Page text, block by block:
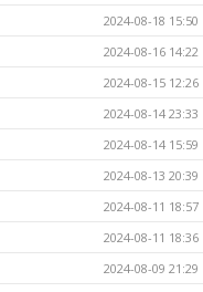
2024-08-18 15:50
2024-08-16 14:22
2024-08-15 12:26
2024-08-14 23:33
2024-08-14 15:59
2024-08-13 20:39
2024-08-11 18:57
2024-08-11 18:36
2024-08-09 21:29